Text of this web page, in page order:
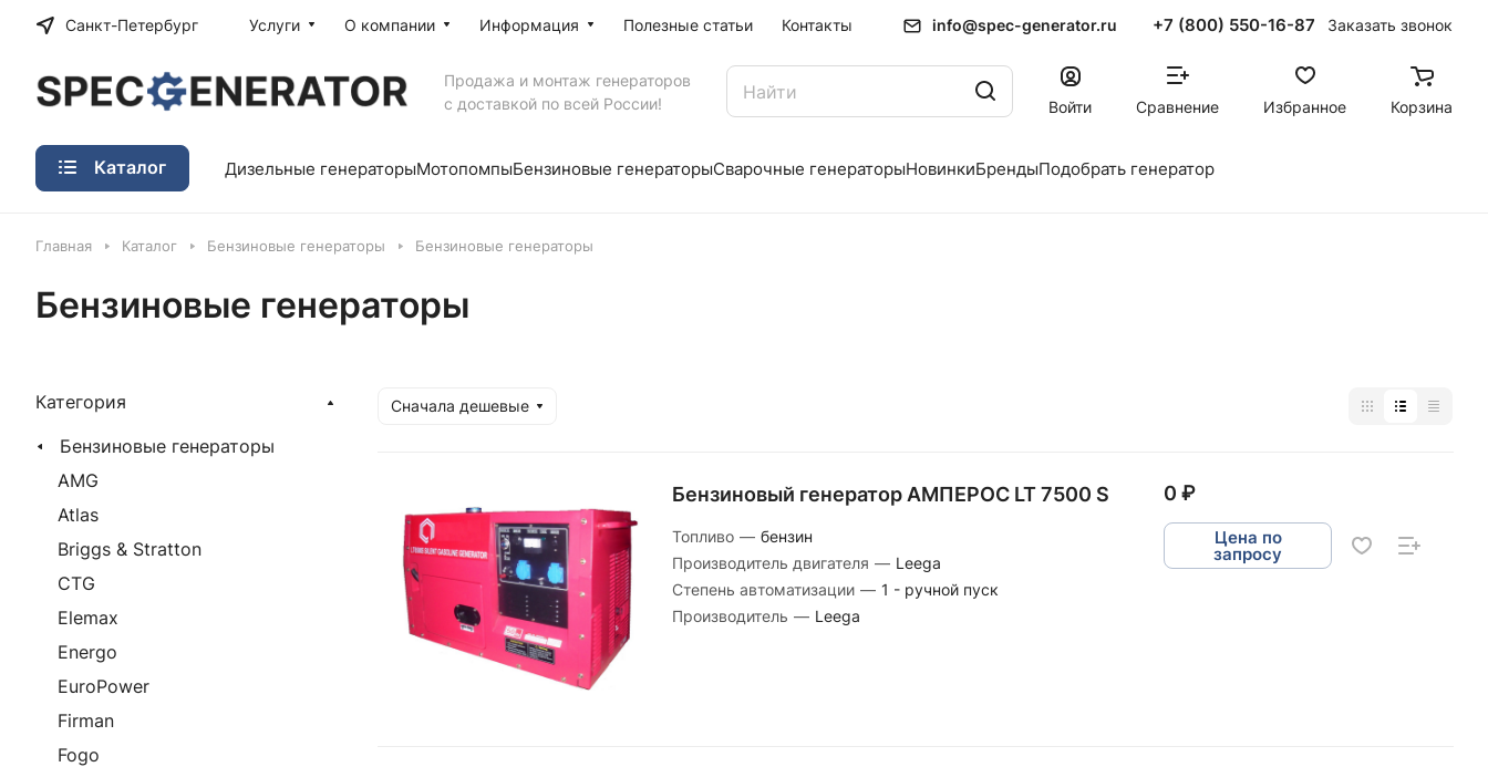
Санкт-Петербург Услуги О компании Информация Полезные статьи Контакты info@spec-generator.ru +7 (800) 550-16-87 Заказать звонок
Продажа и монтаж генераторов
с доставкой по всей России!
Войти Сравнение Избранное Корзина
Каталог Дизельные генераторыМотопомпыБензиновые генераторыСварочные генераторыНовинкиБрендыПодобрать генератор
Главная Каталог Бензиновые генераторы Бензиновые генераторы
Бензиновые генераторы
Сначала дешевые
Бензиновый генератор АМПЕРОС LT 7500 S
Топливо — бензин
Производитель двигателя — Leega
Степень автоматизации — 1 - ручной пуск
Производитель — Leega
0 ₽
Цена по
запросу
Категория
Бензиновые генераторы
AMG
Atlas
Briggs & Stratton
CTG
Elemax
Energo
EuroPower
Firman
Fogo